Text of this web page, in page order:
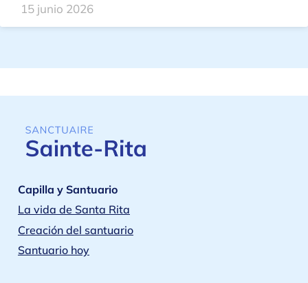
15 junio 2026
Capilla y Santuario
La vida de Santa Rita
Creación del santuario
Santuario hoy